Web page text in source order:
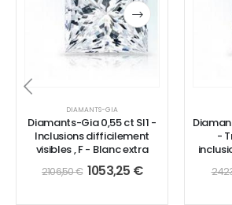
DIAMANTS-GIA
Diamants-Gia 0,55 ct SI1 -
Inclusions difficilement
visibles , F - Blanc extra
2106,50€ 1053,25 €
-